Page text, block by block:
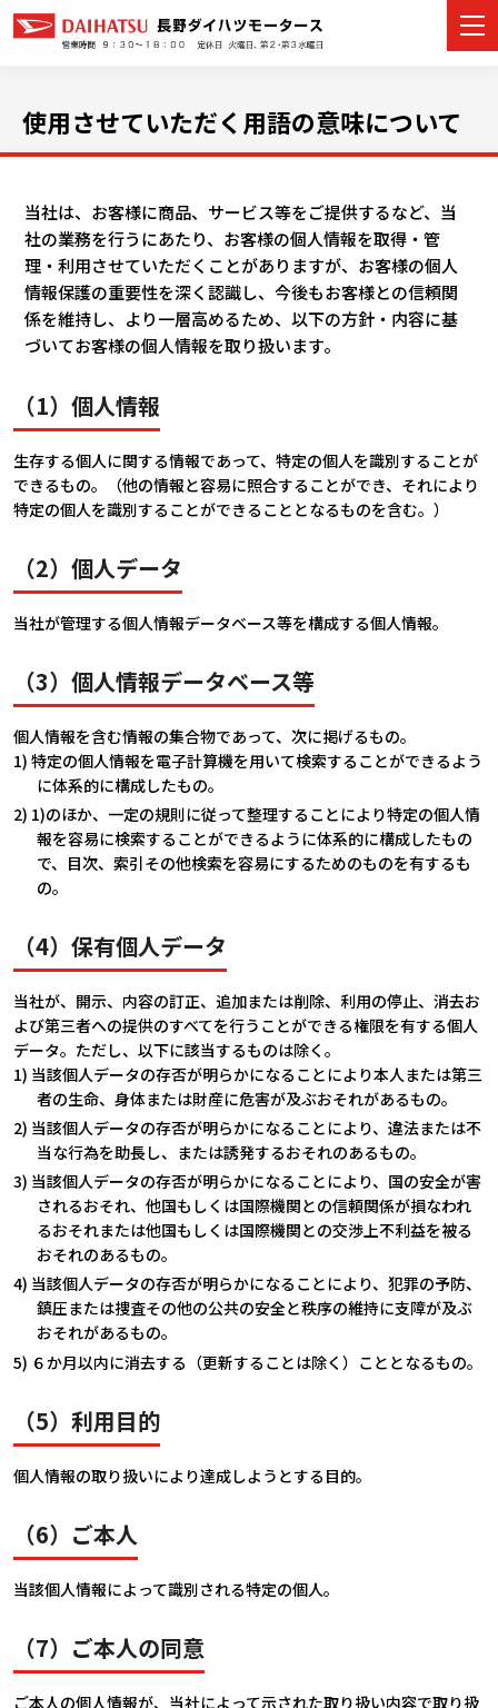
展示車・試乗車
店舗情報
イベント・キャンペーン
アフターサポート
会社情報
使用させていただく用語の意味について
当社は、お客様に商品、サービス等をご提供するなど、当
社の業務を行うにあたり、お客様の個人情報を取得・管
理・利用させていただくことがありますが、お客様の個人
情報保護の重要性を深く認識し、今後もお客様との信頼関
係を維持し、より一層高めるため、以下の方針・内容に基
づいてお客様の個人情報を取り扱います。
（1）個人情報
生存する個人に関する情報であって、特定の個人を識別することが
できるもの。（他の情報と容易に照合することができ、それにより
特定の個人を識別することができることとなるものを含む。）
（2）個人データ
当社が管理する個人情報データベース等を構成する個人情報。
（3）個人情報データベース等
個人情報を含む情報の集合物であって、次に掲げるもの。
1) 特定の個人情報を電子計算機を用いて検索することができるよう
に体系的に構成したもの。
2) 1)のほか、一定の規則に従って整理することにより特定の個人情
報を容易に検索することができるように体系的に構成したもの
で、目次、索引その他検索を容易にするためのものを有するも
の。
（4）保有個人データ
当社が、開示、内容の訂正、追加または削除、利用の停止、消去お
よび第三者への提供のすべてを行うことができる権限を有する個人
データ。ただし、以下に該当するものは除く。
1) 当該個人データの存否が明らかになることにより本人または第三
者の生命、身体または財産に危害が及ぶおそれがあるもの。
2) 当該個人データの存否が明らかになることにより、違法または不
当な行為を助長し、または誘発するおそれのあるもの。
3) 当該個人データの存否が明らかになることにより、国の安全が害
されるおそれ、他国もしくは国際機関との信頼関係が損なわれ
るおそれまたは他国もしくは国際機関との交渉上不利益を被る
おそれのあるもの。
4) 当該個人データの存否が明らかになることにより、犯罪の予防、
鎮圧または捜査その他の公共の安全と秩序の維持に支障が及ぶ
おそれがあるもの。
5) ６か月以内に消去する（更新することは除く）こととなるもの。
（5）利用目的
個人情報の取り扱いにより達成しようとする目的。
（6）ご本人
当該個人情報によって識別される特定の個人。
（7）ご本人の同意
ご本人の個人情報が、当社によって示された取り扱い内容で取り扱